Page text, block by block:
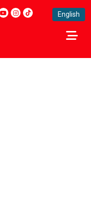
English